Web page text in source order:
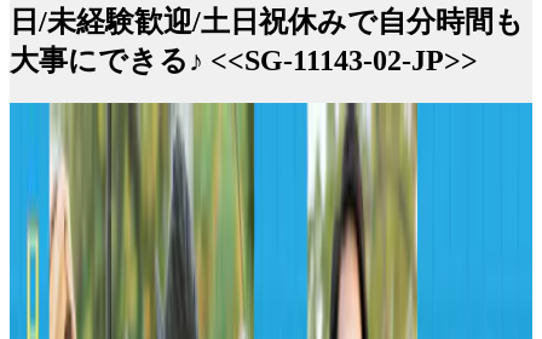
日/未経験歓迎/土日祝休みで自分時間も
大事にできる♪ <<SG-11143-02-JP>>